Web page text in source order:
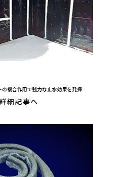
複合作用で強力な止水効果を発揮
詳細記事へ